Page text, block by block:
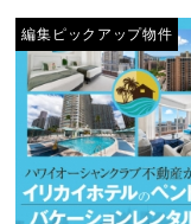
編集ピックアップ物件